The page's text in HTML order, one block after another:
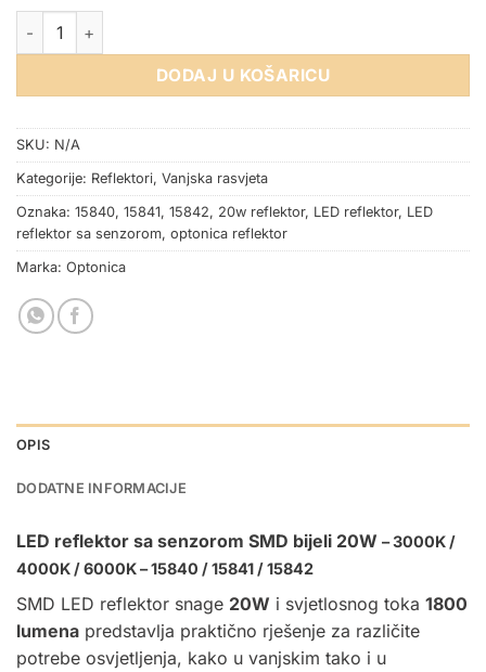
LED REFLEKTOR SMD 20W BIJELI IP65 SENZOR količina
DODAJ U KOŠARICU
SKU: N/A
Kategorije: Reflektori, Vanjska rasvjeta
Oznaka: 15840, 15841, 15842, 20w reflektor, LED reflektor, LED
reflektor sa senzorom, optonica reflektor
Marka: Optonica
OPIS
DODATNE INFORMACIJE
LED reflektor sa senzorom SMD bijeli 20W – 3000K /
4000K / 6000K – 15840 / 15841 / 15842
SMD LED reflektor snage 20W i svjetlosnog toka 1800
lumena predstavlja praktično rješenje za različite
potrebe osvjetljenja, kako u vanjskim tako i u